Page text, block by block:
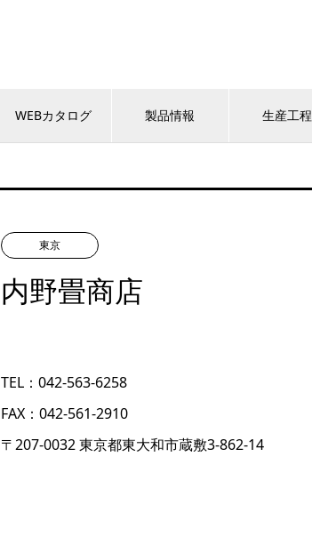
WEBカタログ 製品情報 生産工程
東京
内野畳商店
TEL：042-563-6258
FAX：042-561-2910
〒207-0032 東京都東大和市蔵敷3-862-14